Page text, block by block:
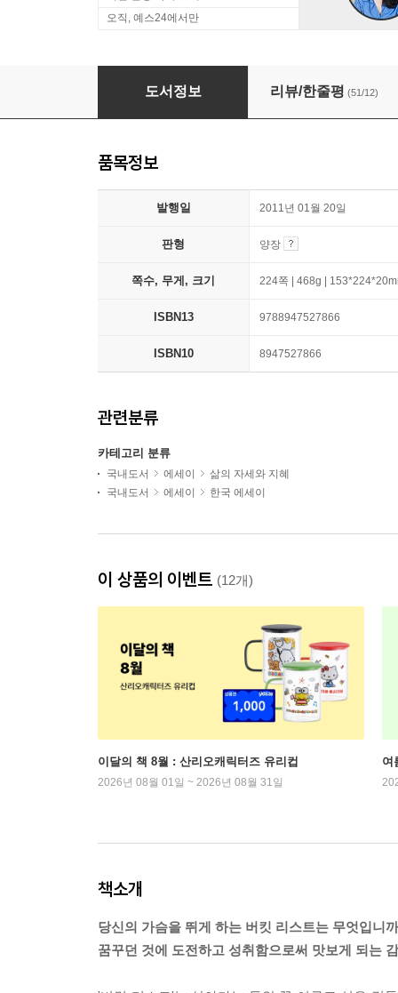
오직, 예스24에서만
버킷리스트
도서정보 리뷰/한줄평 (51/12)
품목정보
발행일 2011년 01월 20일
판형 양장
쪽수, 무게, 크기 224쪽 | 468g |
ISBN13 9788947527866
ISBN10 8947527866
관련분류
카테고리 분류
국내도서 에세이
삶의 자세와 지혜
국내도서
에세이 한국 에세이
이 상품의 이벤트 (12개)
이달의 책 8월 : 산리오캐릭터즈 유리컵
2026년 08월 01일 ~ 2026년 08월 31일
여
책소개
당신의 가슴을 뛰게 하는 버킷 리스트는 무엇입니
꿈꾸던 것에 도전하고 성취함으로써 맛보게 되는